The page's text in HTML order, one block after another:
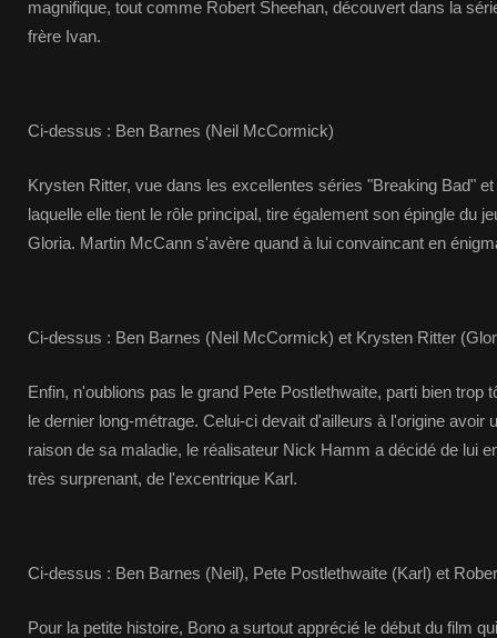
magnifique, tout comme Robert Sheehan, découvert dans la
frère Ivan.
Ci-dessus : Ben Barnes (Neil McCormick)
Krysten Ritter, vue dans les excellentes séries "Breaking Bad"
laquelle elle tient le rôle principal, tire également son épingle du
Gloria. Martin McCann s'avère quand à lui convaincant en
Ci-dessus : Ben Barnes (Neil McCormick) et Krysten Ritter
Enfin, n'oublions pas le grand Pete Postlethwaite, parti bien trop
le dernier long-métrage. Celui-ci devait d'ailleurs à l'origine avoir
raison de sa maladie, le réalisateur Nick Hamm a décidé de lui
très surprenant, de l'excentrique Karl.
Ci-dessus : Ben Barnes (Neil), Pete Postlethwaite (Karl) et
Pour la petite histoire, Bono a surtout apprécié le début du film